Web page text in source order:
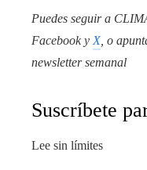
Puedes seguir a
Facebooky X, o
newsletter semanal
Suscríbete
Lee sin límites